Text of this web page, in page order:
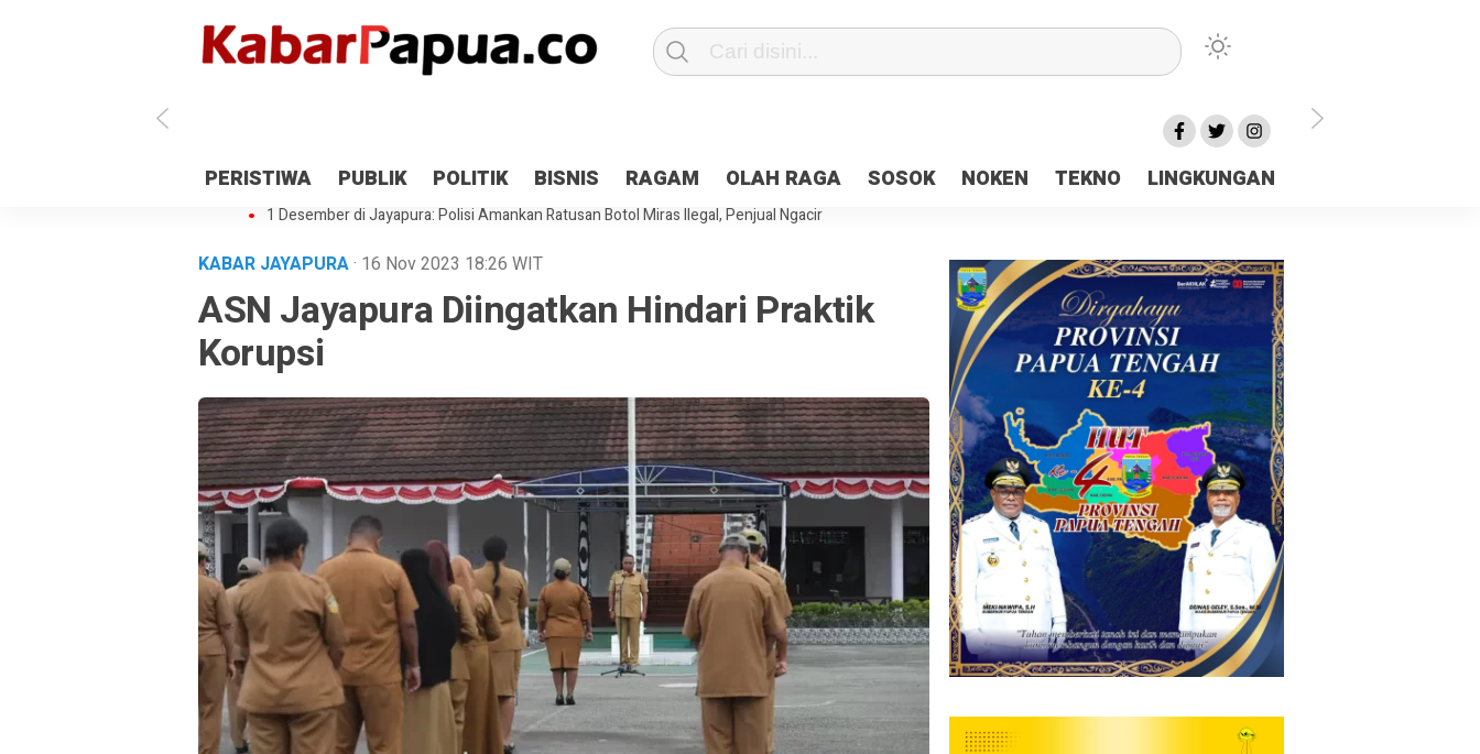
PERISTIWA PUBLIK POLITIK BISNIS RAGAM OLAH RAGA SOSOK NOKEN TEKNO LINGKUNGAN
Antisipasi 1 Desember, TNI Polri Patroli 2×24 jam di Kota Jayapura
Pesan Sejuk Polri di Deklarasi Pemilu Ceria Tanah Papua
Gedung Perpustakaan SMPN 5 Sentani Terbakar
Hibah Pilkada Jayapura Cair 10 Persen, Deposit Kas Daerah Rp23 Miliar Disorot
1 Desember di Jayapura: Polisi Amankan Ratusan Botol Miras Ilegal, Penjual Ngacir
KABAR JAYAPURA· 16 Nov 2023 18:26 WIT
ASN Jayapura Diingatkan Hindari Praktik
Korupsi